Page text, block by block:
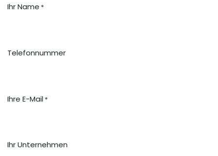
Ihr Name *
Telefonnummer
Ihre E-Mail *
Ihr Unternehmen